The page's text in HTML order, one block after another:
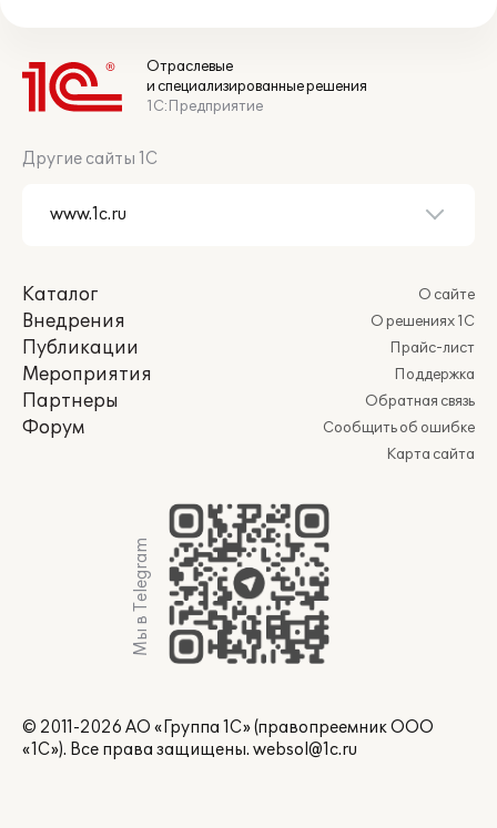
Отраслевые
и специализированные решения
1С:Предприятие
Другие сайты 1С
Каталог
Внедрения
Публикации
Мероприятия
Партнеры
Форум
О сайте
О решениях 1С
Прайс-лист
Поддержка
Обратная связь
Сообщить об ошибке
Карта сайта
Мы в Telegram
© 2011-2026 АО «Группа 1С» (правопреемник ООО
«1С»). Все права защищены. websol@1c.ru